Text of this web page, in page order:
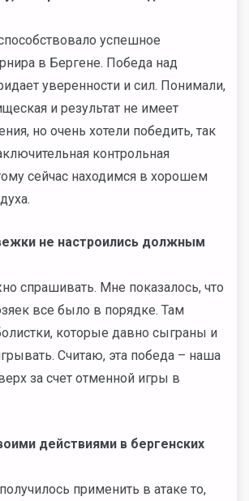
успешное
в Бергене. Победа над
уверенности и сил. Понимали,
и результат не имеет
но очень хотели победить, так
контрольная
сейчас находимся в хорошем
не настроились должным
спрашивать. Мне показалось, что
все было в порядке. Там
которые давно сыграны и
Считаю, эта победа – наша
за счет отменной игры в
действиями в бергенских
применить в атаке то,